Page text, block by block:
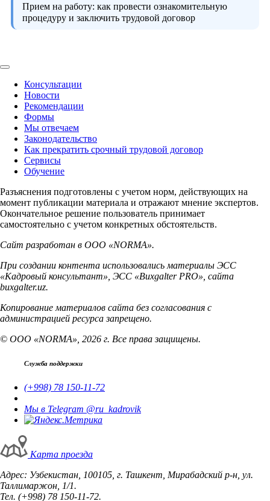
Прием на работу: как провести ознакомительную
процедуру и заключить трудовой договор
Консультации
Новости
Рекомендации
Формы
Мы отвечаем
Законодательство
Как прекратить срочный трудовой договор
Сервисы
Обучение
Разъяснения подготовлены с учетом норм, действующих на
момент публикации материала и отражают мнение экспертов.
Окончательное решение пользователь принимает
самостоятельно с учетом конкретных обстоятельств.
Сайт разработан в ООО «NORMA».
При создании контента использовались материалы ЭСС
«Кадровый консультант», ЭСС «Buxgalter PRO», сайта
buxgalter.uz.
Копирование материалов сайта без согласования с
администрацией ресурса запрещено.
© ООО «NORMA», 2026 г. Все права защищены.
Служба поддержки
(+998) 78 150-11-72
Мы в Telegram @ru_kadrovik
Карта проезда
Адрес: Узбекистан, 100105, г. Ташкент, Мирабадский р-н, ул.
Таллимаржон, 1/1.
Тел. (+998) 78 150-11-72.